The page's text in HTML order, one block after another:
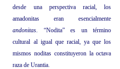
desde una perspectiva racial, los
amadonitas eran esencialmente
andonitas . “Nodita” es un término
cultural al igual que racial, ya que los
mismos noditas constituyeron la octava
raza de Urantia.